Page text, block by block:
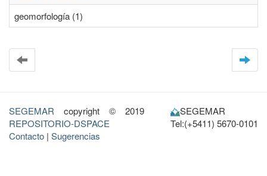
geomorfología (1)
SEGEMAR copyright © 2019
REPOSITORIO-DSPACE
Contacto | Sugerencias
SEGEMAR
Tel:(+5411) 5670-0101